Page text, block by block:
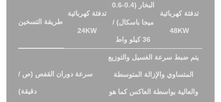
طريقة التسخين
تدفئة كهربائية
24KW
البخار (0.4-0.6
ميجا باسكال) /
36 كيلو واط
تدفئة كهربائية
48KW
سرعة دوران القفص (ص /
دقيقة)
يتم ضبط سرعة الغسيل والتوزيع
المتساوي والإزالة المتوسطة
والعالية بواسطة العاكس كما هو